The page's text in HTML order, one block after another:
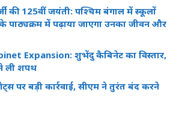
की 125वीं जयंती: पश्चिम बंगाल में स्कूलों
पाठ्यक्रम में पढ़ाया जाएगा उनका जीवन और
Expansion: शुभेंदु कैबिनेट का विस्तार,
ने ली शपथ
पर बड़ी कार्रवाई, सीएम ने तुरंत बंद करने